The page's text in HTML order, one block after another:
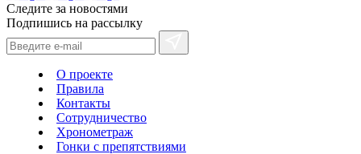
Следите за новостями
Подпишись на рассылку
О проекте
Правила
Контакты
Сотрудничество
Хронометраж
Гонки с препятствиями